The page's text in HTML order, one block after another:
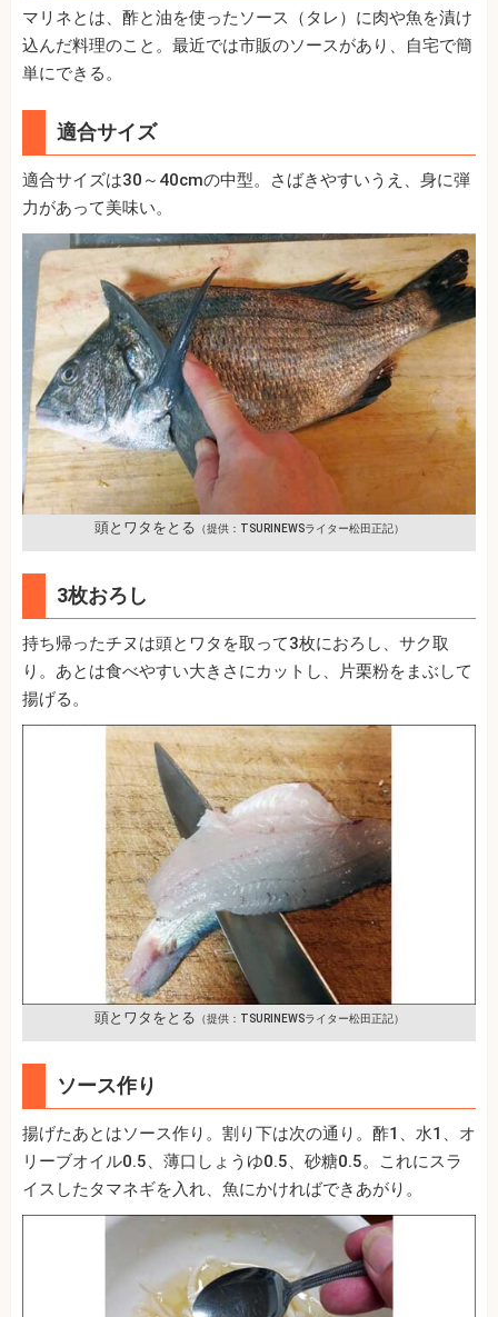
マリネとは、酢と油を使ったソース（タレ）に肉や魚を漬け
込んだ料理のこと。最近では市販のソースがあり、自宅で簡
単にできる。
適合サイズ
適合サイズは30～40cmの中型。さばきやすいうえ、身に弾
力があって美味い。
頭とワタをとる （提供：TSURINEWSライター松田正記）
3枚おろし
持ち帰ったチヌは頭とワタを取って3枚におろし、サク取
り。あとは食べやすい大きさにカットし、片栗粉をまぶして
揚げる。
頭とワタをとる （提供：TSURINEWSライター松田正記）
ソース作り
揚げたあとはソース作り。割り下は次の通り。酢1、水1、オ
リーブオイル0.5、薄口しょうゆ0.5、砂糖0.5。これにスラ
イスしたタマネギを入れ、魚にかければできあがり。